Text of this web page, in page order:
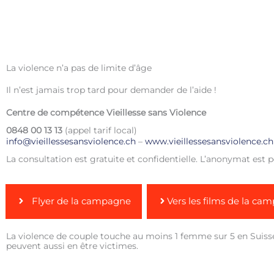
La violence n’a pas de limite d’âge
Il n’est jamais trop tard pour demander de l’aide !
Centre de compétence Vieillesse sans Violence
0848 00 13 13 (appel tarif local)
info@vieillessesansviolence.ch – www.vieillessesansviolence.ch
La consultation est gratuite et confidentielle. L’anonymat est
Flyer de la campagne Vers les films de la
La violence de couple touche au moins 1 femme sur 5 en
peuvent aussi en être victimes.